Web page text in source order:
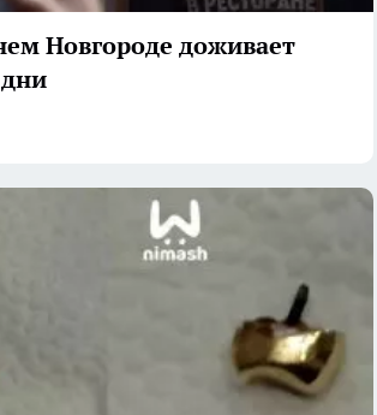
Новгороде доживает